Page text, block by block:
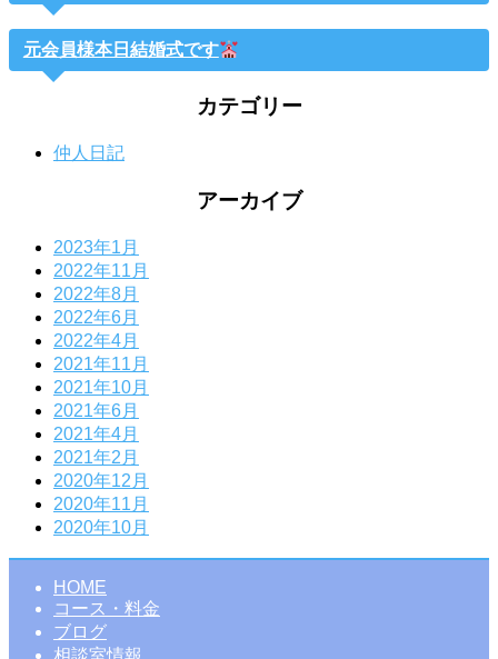
元会員様本日結婚式です
カテゴリー
仲人日記
アーカイブ
2023年1月
2022年11月
2022年8月
2022年6月
2022年4月
2021年11月
2021年10月
2021年6月
2021年4月
2021年2月
2020年12月
2020年11月
2020年10月
HOME
コース・料金
ブログ
相談室情報